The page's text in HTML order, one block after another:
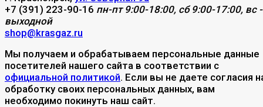
+7 (391) 223-90-16 пн-пт 9:00-18:00, сб 9:00-17:00, вс -
выходной
shop@krasgaz.ru
Мы получаем и обрабатываем персональные данные
посетителей нашего сайта в соответствии с
официальной политикой. Если вы не даете согласия
обработку своих персональных данных, вам
необходимо покинуть наш сайт.